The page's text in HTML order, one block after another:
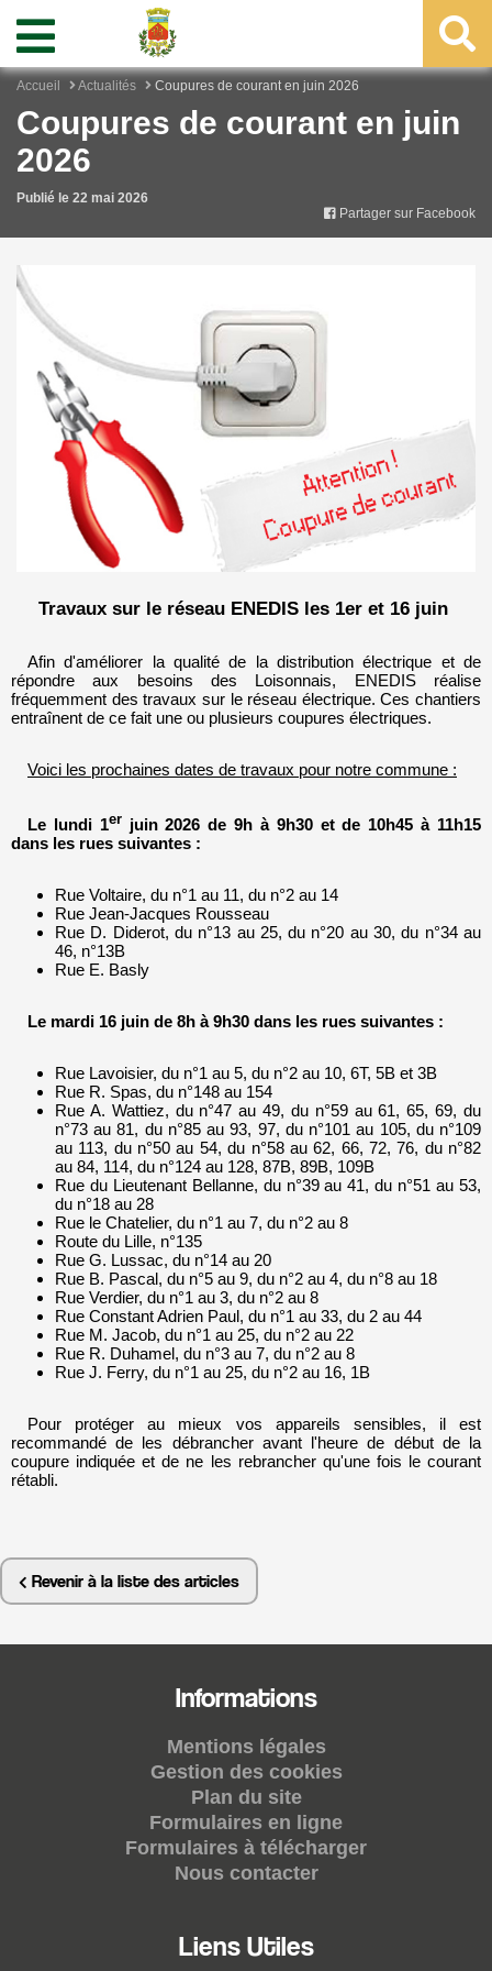
Accueil Actualités Coupures de courant en juin 2026
Coupures de courant en juin
2026
Publié le 22 mai 2026
Partager sur Facebook
Travaux sur le réseau ENEDIS les 1er et 16 juin
Afin d'améliorer la qualité de la distribution électrique et de
répondre aux besoins des Loisonnais, ENEDIS réalise
fréquemment des travaux sur le réseau électrique. Ces chantiers
entraînent de ce fait une ou plusieurs coupures électriques.
Voici les prochaines dates de travaux pour notre commune :
Le lundi 1erjuin 2026 de 9h à 9h30 et de 10h45 à 11h15
dans les rues suivantes :
Rue Voltaire, du n°1 au 11, du n°2 au 14
Rue Jean-Jacques Rousseau
Rue D. Diderot, du n°13 au 25, du n°20 au 30, du n°34 au
46, n°13B
Rue E. Basly
Le mardi 16 juin de 8h à 9h30 dans les rues suivantes :
Rue Lavoisier, du n°1 au 5, du n°2 au 10, 6T, 5B et 3B
Rue R. Spas, du n°148 au 154
Rue A. Wattiez, du n°47 au 49, du n°59 au 61, 65, 69, du
n°73 au 81, du n°85 au 93, 97, du n°101 au 105, du n°109
au 113, du n°50 au 54, du n°58 au 62, 66, 72, 76, du n°82
au 84, 114, du n°124 au 128, 87B, 89B, 109B
Rue du Lieutenant Bellanne, du n°39 au 41, du n°51 au 53,
du n°18 au 28
Rue le Chatelier, du n°1 au 7, du n°2 au 8
Route du Lille, n°135
Rue G. Lussac, du n°14 au 20
Rue B. Pascal, du n°5 au 9, du n°2 au 4, du n°8 au 18
Rue Verdier, du n°1 au 3, du n°2 au 8
Rue Constant Adrien Paul, du n°1 au 33, du 2 au 44
Rue M. Jacob, du n°1 au 25, du n°2 au 22
Rue R. Duhamel, du n°3 au 7, du n°2 au 8
Rue J. Ferry, du n°1 au 25, du n°2 au 16, 1B
Pour protéger au mieux vos appareils sensibles, il est
recommandé de les débrancher avant l'heure de début de la
coupure indiquée et de ne les rebrancher qu'une fois le courant
rétabli.
Revenir à la liste des articles
Informations
Mentions légales
Gestion des cookies
Plan du site
Formulaires en ligne
Formulaires à télécharger
Nous contacter
Liens Utiles